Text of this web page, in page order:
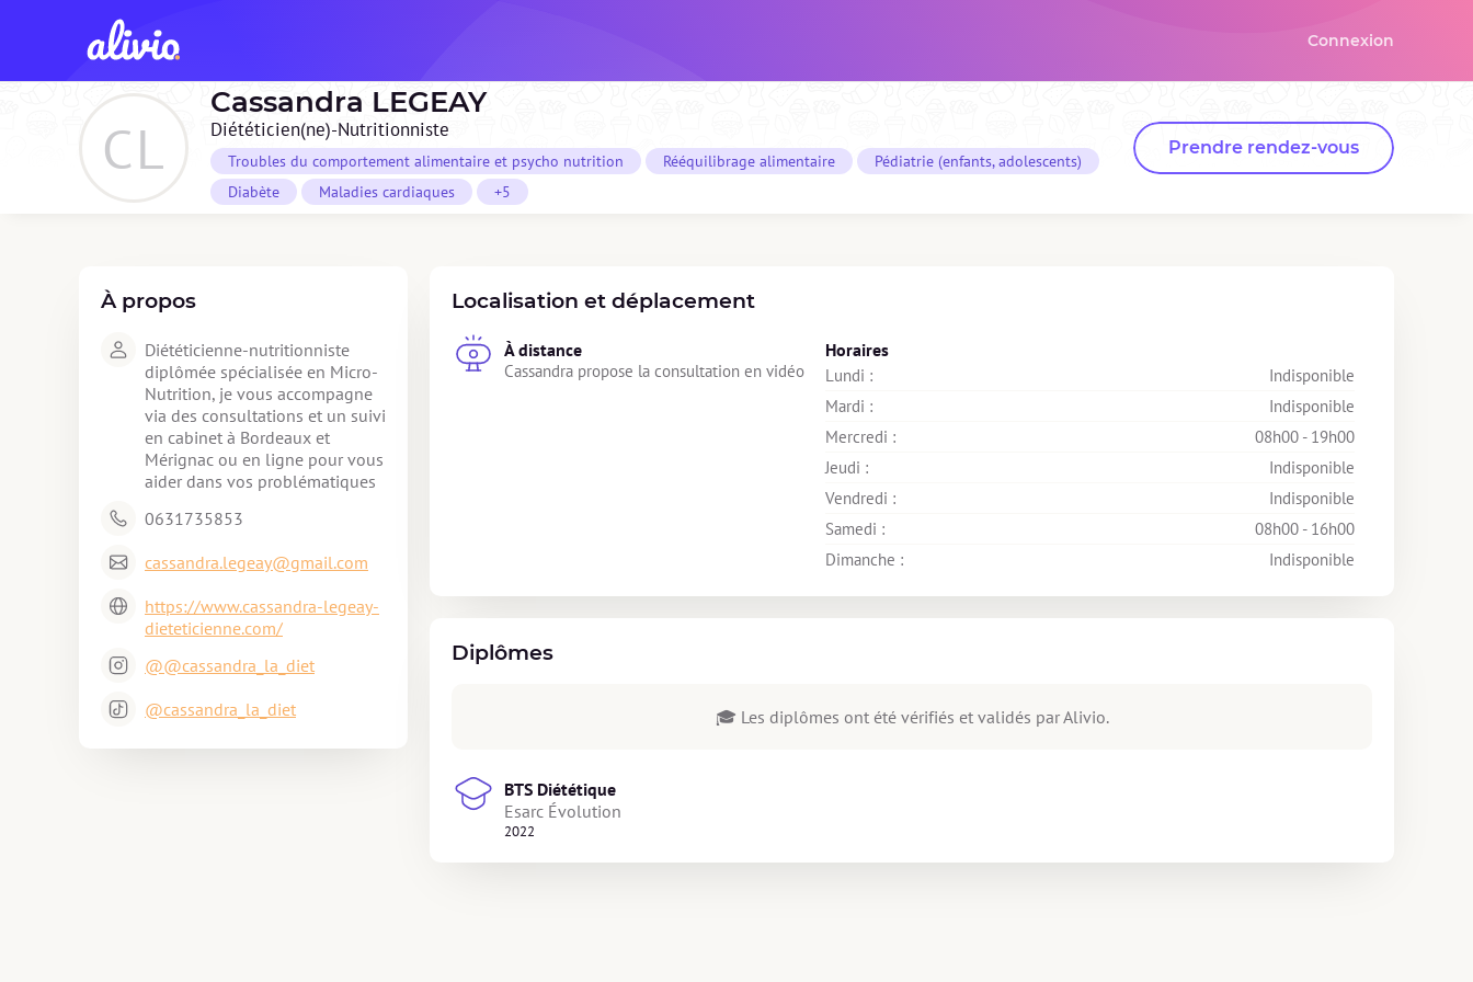
Connexion
CL
Cassandra LEGEAY
Diététicien(ne)-Nutritionniste
Troubles du comportement alimentaire et psycho nutrition Rééquilibrage alimentaire
Pédiatrie (enfants, adolescents)
Diabète
Maladies cardiaques +5
Prendre rendez-vous
À propos
Diététicienne-nutritionniste
diplômée spécialisée en Micro-
Nutrition, je vous accompagne
via des consultations et un suivi
en cabinet à Bordeaux et
Mérignac ou en ligne pour vous
aider dans vos problématiques
0631735853
cassandra.legeay@gmail.com
https://www.cassandra-legeay-
dieteticienne.com/
@@cassandra_la_diet
@cassandra_la_diet
Localisation et déplacement
À distance
Cassandra propose la consultation en vidéo
Horaires
Lundi :
Indisponible
Mardi :
Indisponible
Mercredi :
08h00 - 19h00
Jeudi :
Indisponible
Vendredi :
Indisponible
Samedi :
08h00 - 16h00
Dimanche :
Indisponible
Diplômes
🎓 Les diplômes ont été vérifiés et validés par Alivio.
BTS Diététique
Esarc Évolution
2022